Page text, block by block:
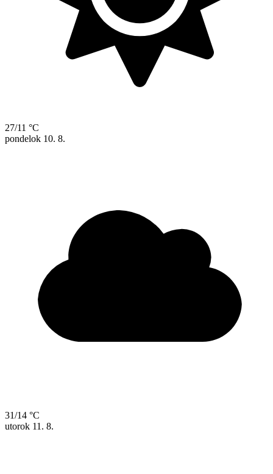
27/11 °C
pondelok 10. 8.
31/14 °C
utorok 11. 8.